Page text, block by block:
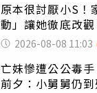
原本很討厭小S！
動」讓她徹底改
2026-08-08 11:03
亡妹慘遭公公毒
前夕：小舅舅仍